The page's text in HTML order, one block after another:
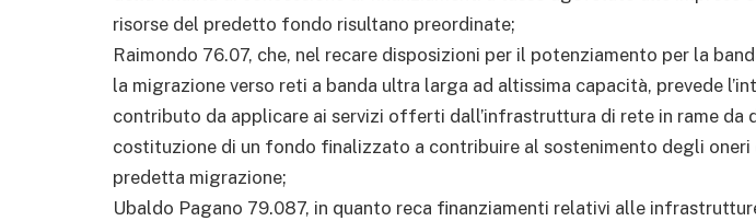
risorse del predetto fondo risultano preordinate;
Raimondo 76.07, che, nel recare disposizioni per il potenziamento per la
la migrazione verso reti a banda ultra larga ad altissima capacità, prevede
contributo da applicare ai servizi offerti dall’infrastruttura di rete in rame da
costituzione di un fondo finalizzato a contribuire al sostenimento degli oneri
predetta migrazione;
Ubaldo Pagano 79.087, in quanto reca finanziamenti relativi alle